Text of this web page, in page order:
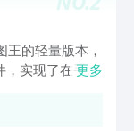
。支持企业项
、共享聊图与
纸、即时交流
、QQ、钉钉、
纸，支持百度网
、Google云存
王的轻量版本，
实现了在手
等CAD功能。
更多